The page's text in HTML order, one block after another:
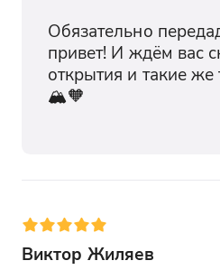
Обязательно
привет! И ждём вас
открытия и такие
🏔️🧡
Виктор Жиляев